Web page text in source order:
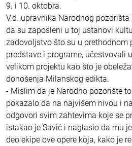
9. i 10. oktobra.
V.d. upravnika Narodnog
da su zaposleni u toj ustanovi
zadovoljstvo što su u prethodnom
predstave i programe, učestvovali
velikom projektu kao što je
donošenja Milanskog edikta.
- Mislim da je Narodno pozorište
pokazalo da na najvišem nivou i
odgovori svim zahtevima koje se
istakao je Savić i naglasio da mu
deo ekipe ove opere koja, kako je